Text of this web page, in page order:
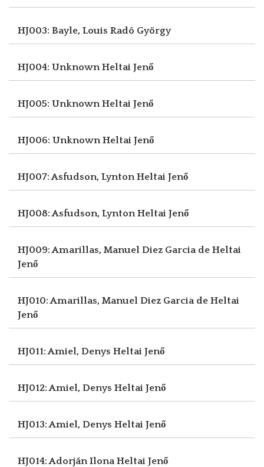
HJ003: Bayle, Louis Radó György
HJ004: UnknownHeltai Jenő
HJ005: UnknownHeltai Jenő
HJ006: UnknownHeltai Jenő
HJ007: Asfudson, LyntonHeltai Jenő
HJ008: Asfudson, LyntonHeltai Jenő
HJ009: Amarillas, Manuel Diez Garcia de Heltai
Jenő
HJ010: Amarillas, Manuel Diez Garcia de Heltai
Jenő
HJ011: Amiel, Denys Heltai Jenő
HJ012: Amiel, Denys Heltai Jenő
HJ013: Amiel, Denys Heltai Jenő
HJ014: Adorján IlonaHeltai Jenő